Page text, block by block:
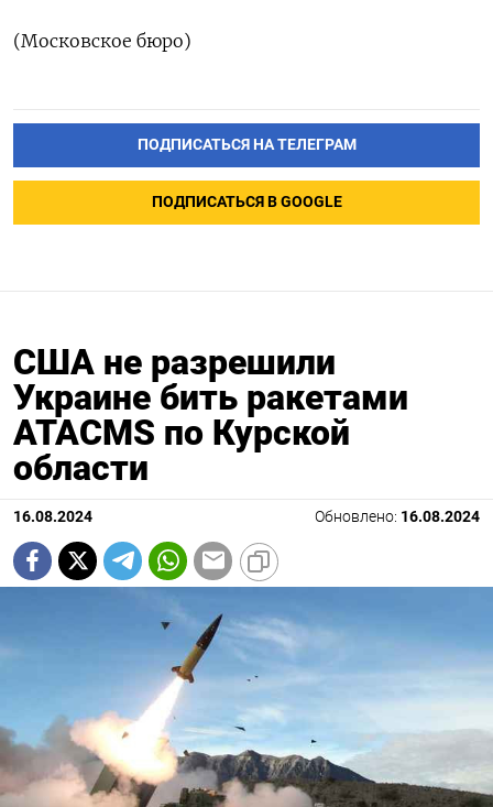
(Московское бюро)
ПОДПИСАТЬСЯ НА ТЕЛЕГРАМ
ПОДПИСАТЬСЯ В GOOGLE
США не разрешили
Украине бить ракетами
ATACMS по Курской
области
16.08.2024 Обновлено: 16.08.2024